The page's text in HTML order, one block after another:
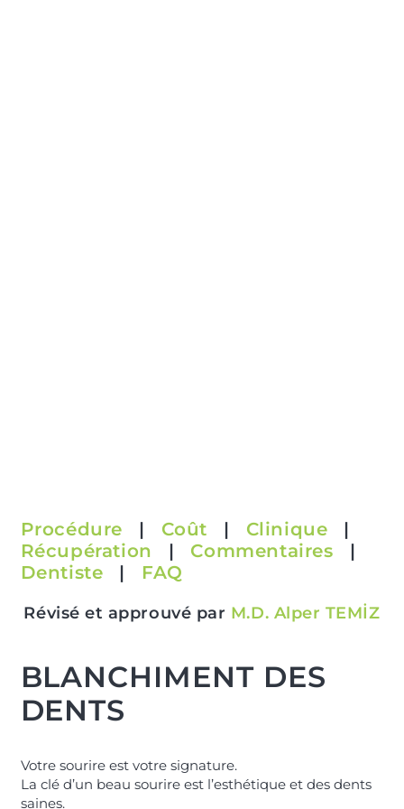
Procédure | Coût | Clinique
|
Récupération
| Commentaires
|
Dentiste
| FAQ
Révisé et approuvé par M.D. Alper TEMİZ
BLANCHIMENT DES
DENTS
Votre sourire est votre signature.
La clé d’un beau sourire est l’esthétique et des dents
saines.